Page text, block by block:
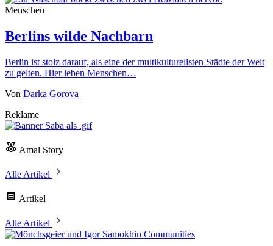
Menschen
Berlins wilde Nachbarn
Berlin ist stolz darauf, als eine der multikulturellsten Städte der Welt
zu gelten. Hier leben Menschen…
Von Darka Gorova
Reklame
Amal Story
Alle Artikel
Artikel
Alle Artikel
Communities